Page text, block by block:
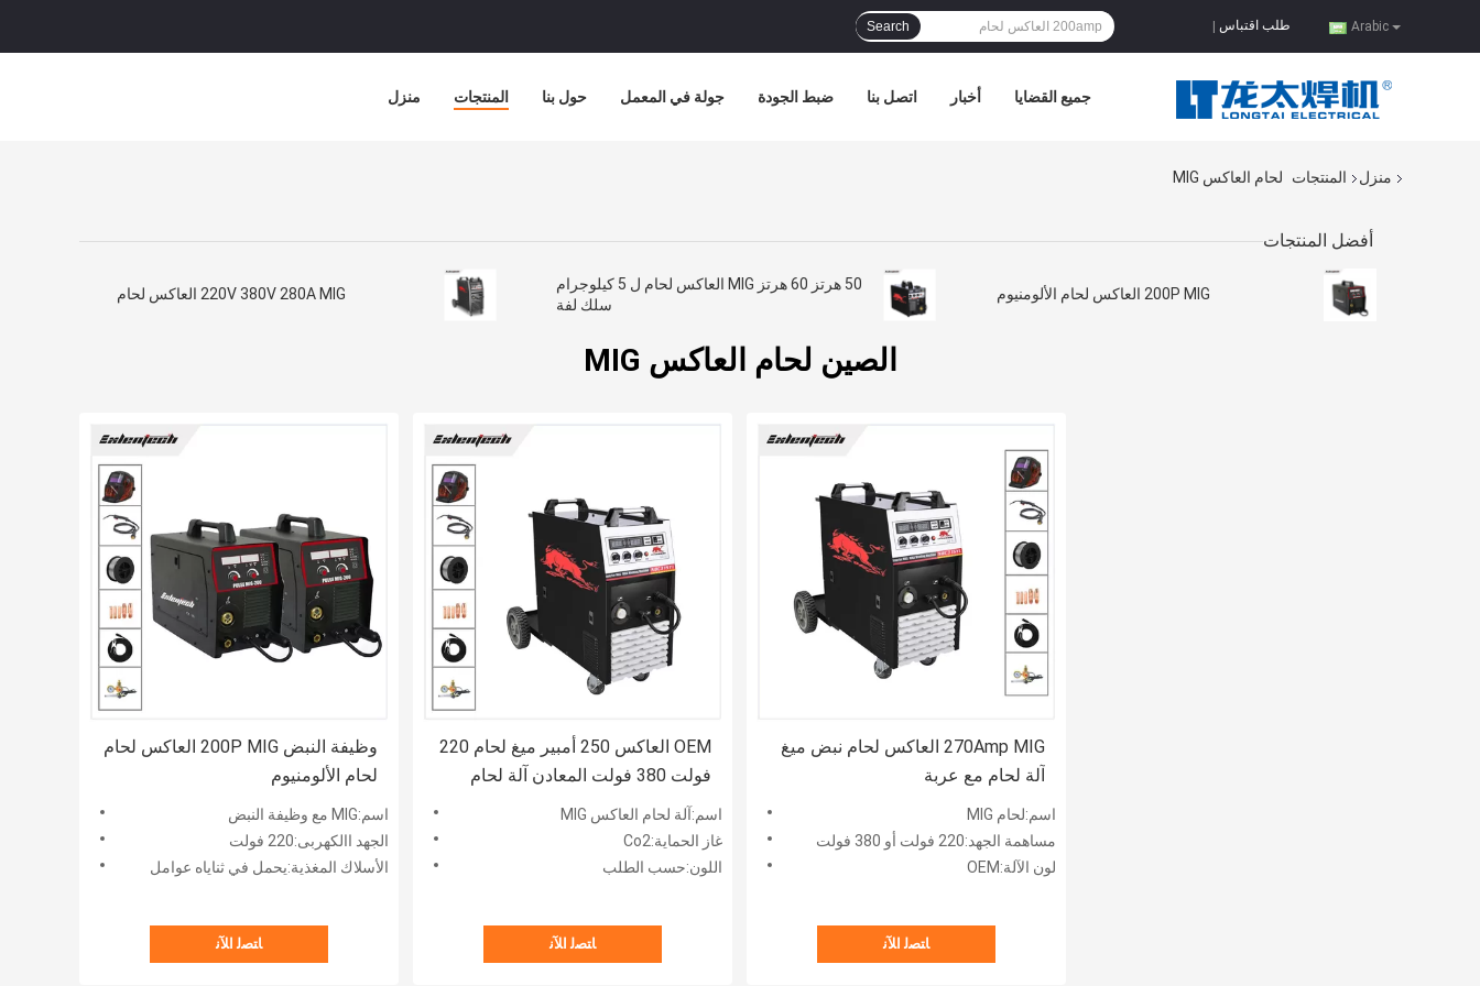
Arabic طلب اقتباس Search
منزل المنتجات حول بنا جولة في المعمل ضبط الجودة اتصل بنا أخبار جميع القضايا
منزل المنتجات لحام العاكس MIG
أفضل المنتجات
220V 380V 280A MIG العاكس لحام
50 هرتز 60 هرتز MIG العاكس لحام ل 5 كيلوجرام
سلك لفة
200P MIG العاكس لحام الألومنيوم
الصين لحام العاكس MIG
وظيفة النبض 200P MIG العاكس لحام
لحام الألومنيوم
اسم:MIG مع وظيفة النبض
الجهد االكهربى:220 فولت
الأسلاك المغذية:يحمل في ثناياه عوامل
ﺎﺘﺼﻟ ﺍﻶﻧ
OEM العاكس 250 أمبير ميغ لحام 220
فولت 380 فولت المعادن آلة لحام
الغاز الخامل
اسم:آلة لحام العاكس MIG
غاز الحماية:Co2
اللون:حسب الطلب
ﺎﺘﺼﻟ ﺍﻶﻧ
270Amp MIG العاكس لحام نبض ميغ
آلة لحام مع عربة
اسم:لحام MIG
مساهمة الجهد:220 فولت أو 380 فولت
لون الآلة:OEM
ﺎﺘﺼﻟ ﺍﻶﻧ